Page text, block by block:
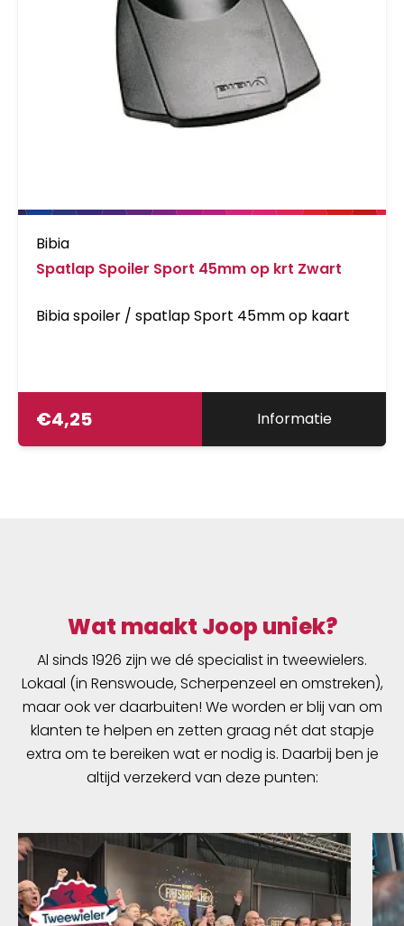
Bibia
Spatlap Spoiler Sport 45mm op krt Zwart
Bibia spoiler / spatlap Sport 45mm op kaart
€4,25 Informatie
Wat maakt Joop uniek?
Al sinds 1926 zijn we dé specialist in tweewielers.
Lokaal (in Renswoude, Scherpenzeel en omstreken),
maar ook ver daarbuiten! We worden er blij van om
klanten te helpen en zetten graag nét dat stapje
extra om te bereiken wat er nodig is. Daarbij ben je
altijd verzekerd van deze punten: